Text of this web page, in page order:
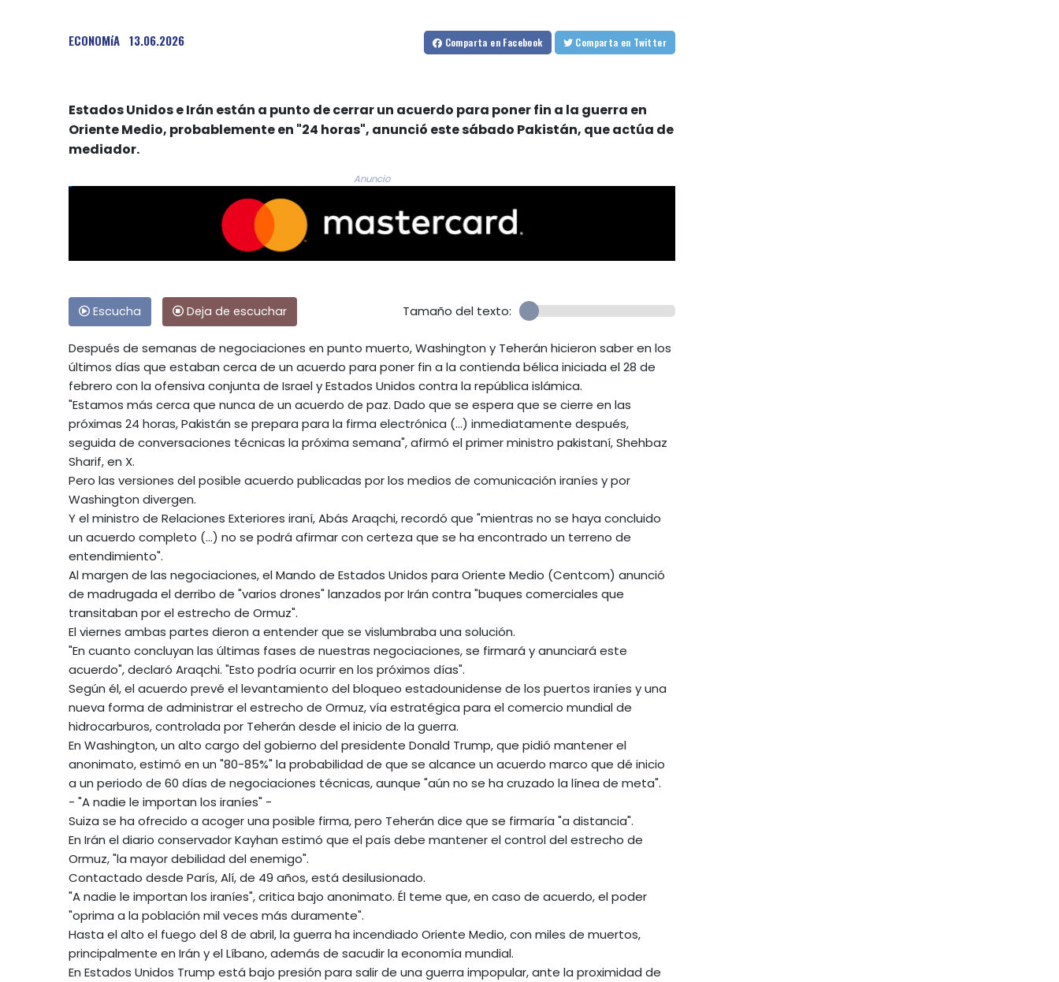
ECONOMíA 13.06.2026 Comparta en Facebook Comparta en Twitter
Estados Unidos e Irán están a punto de cerrar un acuerdo para poner fin a la guerra en
Oriente Medio, probablemente en "24 horas", anunció este sábado Pakistán, que actúa de
mediador.
Anuncio
Escucha Deja de escuchar Tamaño del texto:
Después de semanas de negociaciones en punto muerto, Washington y Teherán hicieron saber en los
últimos días que estaban cerca de un acuerdo para poner fin a la contienda bélica iniciada el 28 de
febrero con la ofensiva conjunta de Israel y Estados Unidos contra la república islámica.
"Estamos más cerca que nunca de un acuerdo de paz. Dado que se espera que se cierre en las
próximas 24 horas, Pakistán se prepara para la firma electrónica (...) inmediatamente después,
seguida de conversaciones técnicas la próxima semana", afirmó el primer ministro pakistaní, Shehbaz
Sharif, en X.
Pero las versiones del posible acuerdo publicadas por los medios de comunicación iraníes y por
Washington divergen.
Y el ministro de Relaciones Exteriores iraní, Abás Araqchi, recordó que "mientras no se haya concluido
un acuerdo completo (...) no se podrá afirmar con certeza que se ha encontrado un terreno de
entendimiento".
Al margen de las negociaciones, el Mando de Estados Unidos para Oriente Medio (Centcom) anunció
de madrugada el derribo de "varios drones" lanzados por Irán contra "buques comerciales que
transitaban por el estrecho de Ormuz".
El viernes ambas partes dieron a entender que se vislumbraba una solución.
"En cuanto concluyan las últimas fases de nuestras negociaciones, se firmará y anunciará este
acuerdo", declaró Araqchi. "Esto podría ocurrir en los próximos días".
Según él, el acuerdo prevé el levantamiento del bloqueo estadounidense de los puertos iraníes y una
nueva forma de administrar el estrecho de Ormuz, vía estratégica para el comercio mundial de
hidrocarburos, controlada por Teherán desde el inicio de la guerra.
En Washington, un alto cargo del gobierno del presidente Donald Trump, que pidió mantener el
anonimato, estimó en un "80-85%" la probabilidad de que se alcance un acuerdo marco que dé inicio
a un periodo de 60 días de negociaciones técnicas, aunque "aún no se ha cruzado la línea de meta".
- "A nadie le importan los iraníes" -
Suiza se ha ofrecido a acoger una posible firma, pero Teherán dice que se firmaría "a distancia".
En Irán el diario conservador Kayhan estimó que el país debe mantener el control del estrecho de
Ormuz, "la mayor debilidad del enemigo".
Contactado desde París, Alí, de 49 años, está desilusionado.
"A nadie le importan los iraníes", critica bajo anonimato. Él teme que, en caso de acuerdo, el poder
"oprima a la población mil veces más duramente".
Hasta el alto el fuego del 8 de abril, la guerra ha incendiado Oriente Medio, con miles de muertos,
principalmente en Irán y el Líbano, además de sacudir la economía mundial.
En Estados Unidos Trump está bajo presión para salir de una guerra impopular, ante la proximidad de